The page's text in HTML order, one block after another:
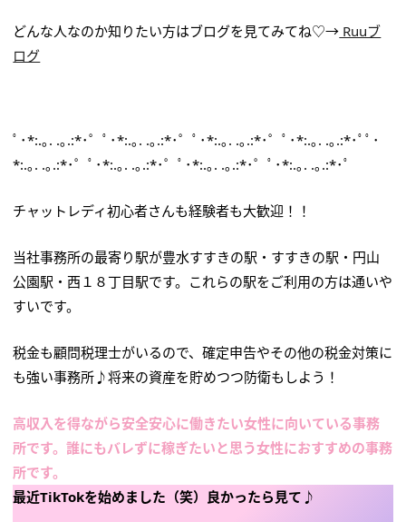
どんな人なのか知りたい方はブログを見てみてね♡→ Ruuブ
ログ
ﾟ･*:.｡. .｡.:*･゜ﾟ･*:.｡. .｡.:*･゜ﾟ･*:.｡. .｡.:*･゜ﾟ･*:.｡. .｡.:*･ﾟﾟ･
*:.｡. .｡.:*･゜ﾟ･*:.｡. .｡.:*･゜ﾟ･*:.｡. .｡.:*･゜ﾟ･*:.｡. .｡.:*･ﾟ
チャットレディ初心者さんも経験者も大歓迎！！
当社事務所の最寄り駅が豊水すすきの駅・すすきの駅・円山
公園駅・西１８丁目駅です。これらの駅をご利用の方は通いや
すいです。
税金も顧問税理士がいるので、確定申告やその他の税金対策に
も強い事務所♪将来の資産を貯めつつ防衛もしよう！
高収入を得ながら安全安心に働きたい女性に向いている事務
所です。誰にもバレずに稼ぎたいと思う女性におすすめの事務
所です。
最近TikTokを始めました（笑）良かったら見て♪